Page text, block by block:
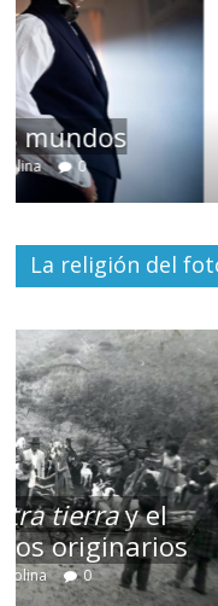
Las series-
13 marzo, 2026
La religión del
Terror
14 marzo, 2026